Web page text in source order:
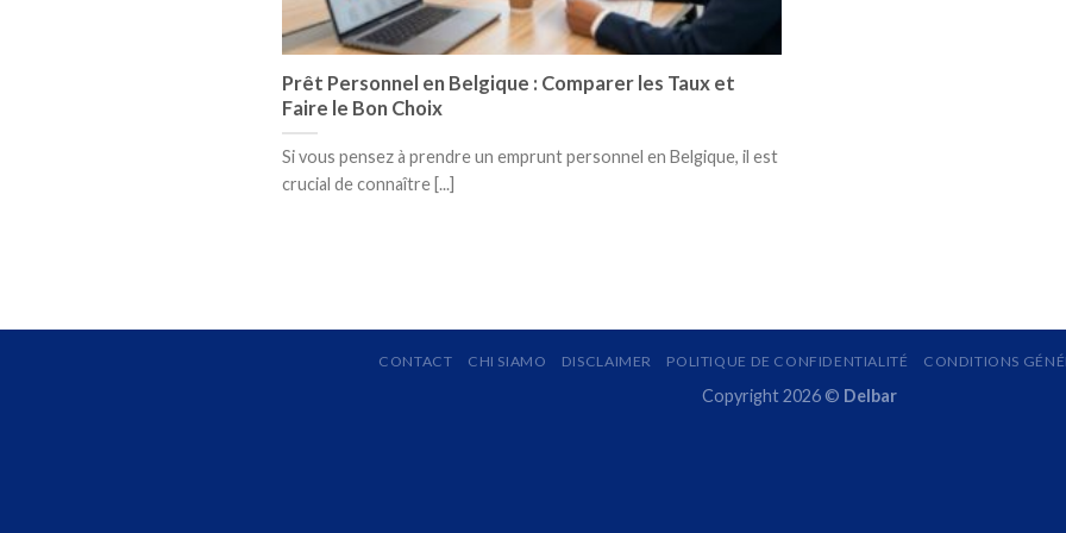
Prêt Personnel en Belgique : Comparer les Taux et
Faire le Bon Choix
Si vous pensez à prendre un emprunt personnel en Belgique, il est
crucial de connaître [...]
CONTACT CHI SIAMO DISCLAIMER POLITIQUE DE CONFIDENTIALITÉ CONDITIONS
Copyright 2026 © Delbar